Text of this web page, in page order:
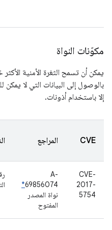
مكوّنات النواة
يمكن أن تسمح الثغرة الأمنية
بالوصول إلى البيانات التي لا يمكن
إلا باستخدام أذونات.
CVE المراجع
CVE-
2017-
5754
A-
69856074
*
نواة المصدر
المفتوح